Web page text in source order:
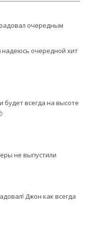
очередным
надеюсь очередной хит
всегда на высоте
не выпустили
Джон как всегда